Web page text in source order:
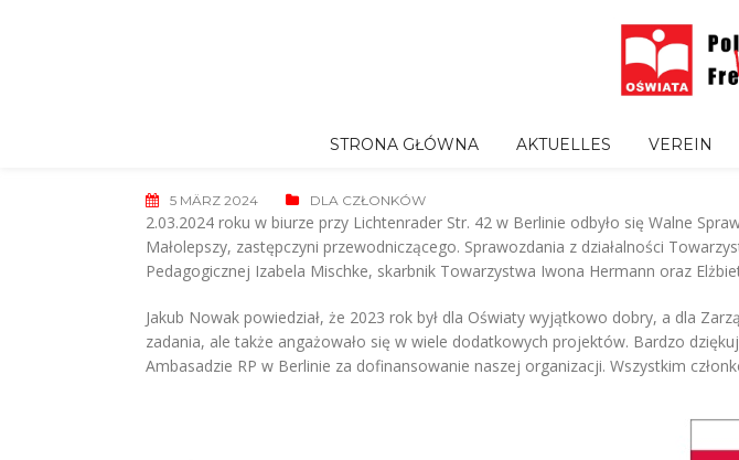
STRONA GŁÓWNA AKTUELLES VEREIN
5 MÄRZ 2024 DLA CZŁONKÓW
2.03.2024 roku w biurze przy Lichtenrader Str. 42 w Berlinie odbyło się Walne
Małolepszy, zastępczyni przewodniczącego. Sprawozdania z działalności
Pedagogicznej Izabela Mischke, skarbnik Towarzystwa Iwona Hermann oraz
Jakub Nowak powiedział, że 2023 rok był dla Oświaty wyjątkowo dobry, a dla
zadania, ale także angażowało się w wiele dodatkowych projektów. Bardzo
Ambasadzie RP w Berlinie za dofinansowanie naszej organizacji. Wszystkim